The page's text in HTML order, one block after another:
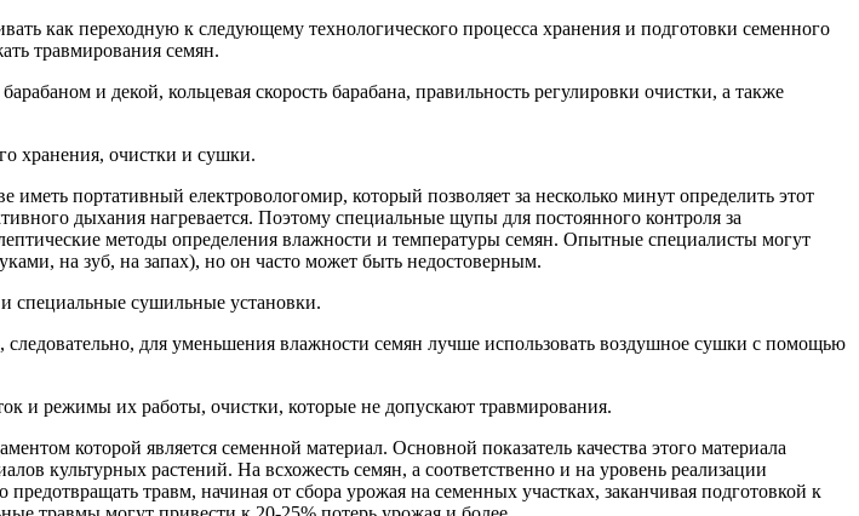
как переходную к следующему технологического процесса хранения и подготовки семенного
травмирования семян.
и декой, кольцевая скорость барабана, правильность регулировки очистки, а также
хранения, очистки и сушки.
портативный електровологомир, который позволяет за несколько минут определить этот
дыхания нагревается. Поэтому специальные щупы для постоянного контроля за
методы определения влажности и температуры семян. Опытные специалисты могут
на зуб, на запах), но он часто может быть недостоверным.
специальные сушильные установки.
для уменьшения влажности семян лучше использовать воздушное сушки с помощью
и режимы их работы, очистки, которые не допускают травмирования.
которой является семенной материал. Основной показатель качества этого материала
культурных растений. На всхожесть семян, а соответственно и на уровень реализации
травм, начиная от сбора урожая на семенных участках, заканчивая подготовкой к